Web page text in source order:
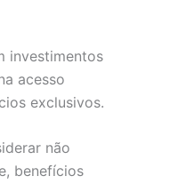
investimentos
acesso
exclusivos.
não
benefícios